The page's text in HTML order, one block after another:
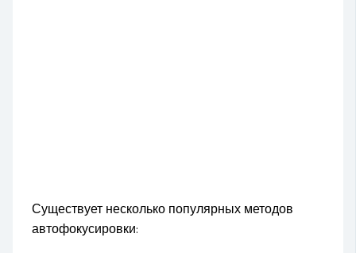
Существует несколько популярных методов
автофокусировки: